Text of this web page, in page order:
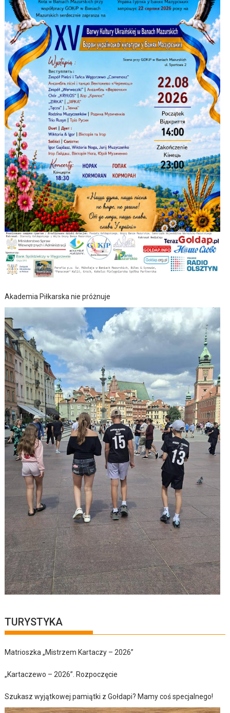
Akademia Piłkarska nie próżnuje
TURYSTYKA
Matrioszka „Mistrzem Kartaczy – 2026”
„Kartaczewo – 2026”. Rozpoczęcie
Szukasz wyjątkowej pamiątki z Gołdapi? Mamy coś specjalnego!